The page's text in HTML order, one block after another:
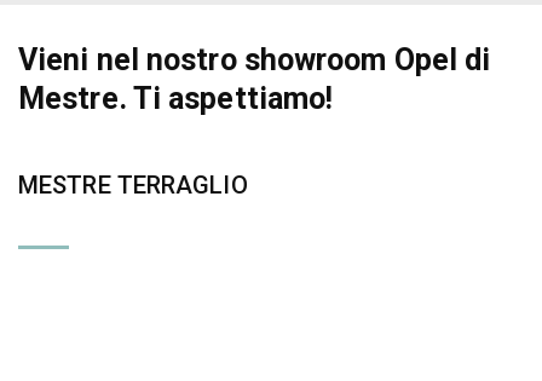
Vieni nel nostro showroom Opel di
Mestre. Ti aspettiamo!
MESTRE TERRAGLIO